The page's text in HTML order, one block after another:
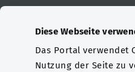
Diese Webseite
Das Portal verwendet
Nutzung der Seite zu